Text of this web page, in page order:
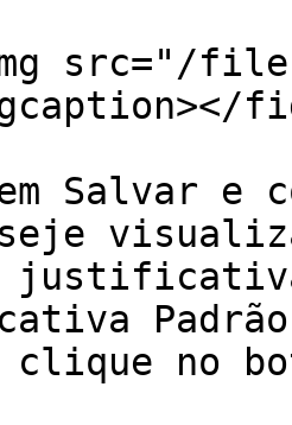
src="/files/
Salvar e
clique no